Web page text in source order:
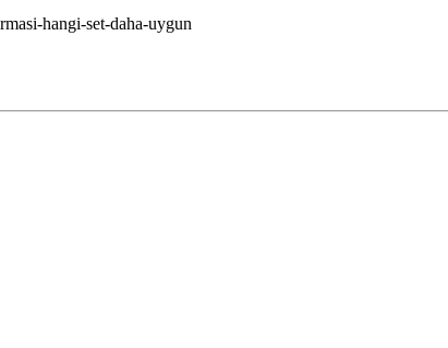
hangi-set-daha-uygun